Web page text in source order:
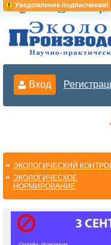
Уведомление подписчикам!
Вход
ЭКОЛОГИЧЕСКИЙ
ЭКОЛОГИЧЕСКОЕ
НОРМИРОВАНИЕ